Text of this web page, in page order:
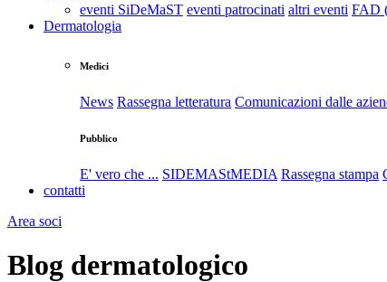
eventi SiDeMaST eventi patrocinati altri eventi FAD
Dermatologia
Medici
News Rassegna letteratura Comunicazioni dalle
Pubblico
E' vero che ... SIDEMAStMEDIA Rassegna stampa
contatti
Area soci
Blog dermatologico